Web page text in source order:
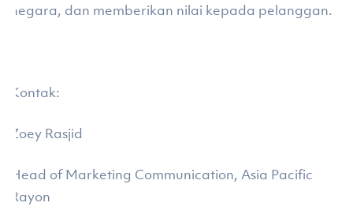
negara, dan memberikan nilai kepada pelanggan.
Kontak:
Zoey Rasjid
Head of Marketing Communication, Asia Pacific
Rayon